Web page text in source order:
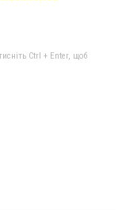
Ctrl + Enter, щоб